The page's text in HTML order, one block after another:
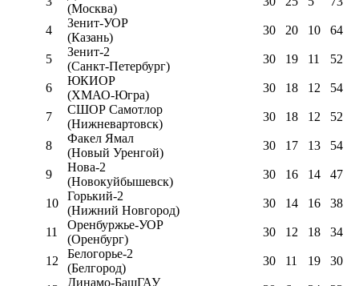
(Москва)
4
Зенит-УОР
(Казань)
30 20 10 64
5
Зенит-2
(Санкт-Петербург)
30 19 11 52
6
ЮКИОР
(ХМАО-Югра)
30 18 12 54
7
СШОР Самотлор
(Нижневартовск)
30 18 12 52
8
Факел Ямал
(Новый Уренгой)
30 17 13 54
9
Нова-2
(Новокуйбышевск)
30 16 14 47
10
Горький-2
(Нижний Новгород)
30 14 16 38
11
Оренбуржье-УОР
(Оренбург)
30 12 18 34
12
Белогорье-2
(Белгород)
30 11 19 30
Динамо-БашГАУ